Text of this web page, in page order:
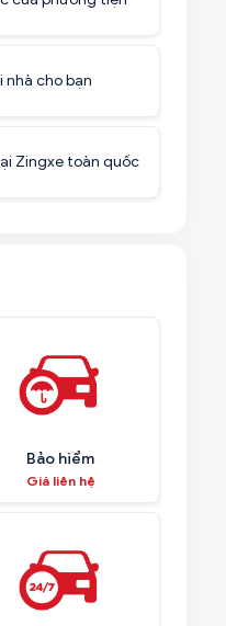
nhà cho bạn
Zingxe toàn quốc
Bảo hiểm
Giá liên hệ